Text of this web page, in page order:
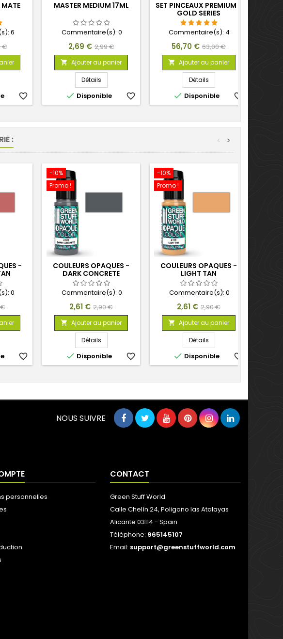
MATE
6
€
favorite_border
MASTER MEDIUM 17ML
Commentaire(s): 0
Prix
2,69 € Prix
de
base
2,99 €
 Ajouter au panier
Détails
 Disponible favorite_border
SET PINCEAUX PREMIUM -
GOLD SERIES
Commentaire(s): 4
Prix
56,70 € Prix
de
base
63,00 €
 Ajouter au panier
Détails
 Disponible favorite_border
: >
<
-
0
favorite_border
-10%
Promo !
COULEURS OPAQUES -
DARK CONCRETE
Commentaire(s): 0
Prix
2,61 € Prix
de
base
2,90 €
 Ajouter au panier
Détails
 Disponible favorite_border
-10%
Promo !
COULEURS OPAQUES -
LIGHT TAN
Commentaire(s): 0
Prix
2,61 € Prix
de
base
2,90 €
 Ajouter au panier
Détails
 Disponible favorite_border
NOUS SUIVRE
personnelles
CONTACT
Green Stuff World
Calle Chelín 24, Poligono las Atalayas
Alicante 03114 - Spain
Téléphone: 965145107
Email: support@greenstuffworld.com